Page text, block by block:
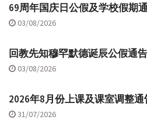
69周年国庆日公假及学校假期
03/08/2026
回教先知穆罕默德诞辰公假通告
03/08/2026
2026年8月份上课及课室调整通
31/07/2026